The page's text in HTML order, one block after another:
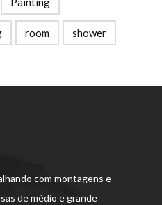
room shower
com montagens e
de médio e grande